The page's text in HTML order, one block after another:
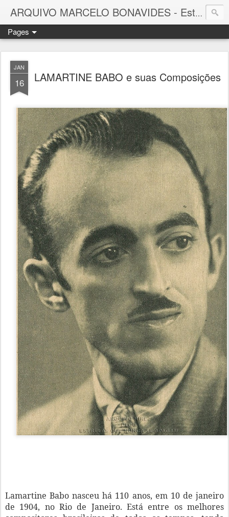
ARQUIVO MARCELO BONAVIDES - Estrelas que nunca se Apagam -
Pages
JAN
16 LAMARTINE BABO e suas Composições
Lamartine Babo nasceu há 110 anos, em 10 de janeiro
de 1904, no Rio de Janeiro. Está entre os melhores